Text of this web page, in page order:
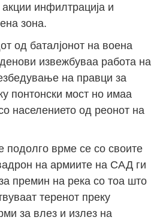
инфилтрација и
зона.
од баталјонот на воена
извежбуваа работа на
на правци за
понтонски мост но имаа
населението од реонот на
подолго врме се со своите
на армиите на САД ги
премин на река со тоа што
теренот преку
за влез и излез на